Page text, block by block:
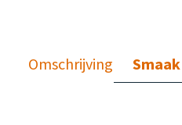
Omschrijving Smaak